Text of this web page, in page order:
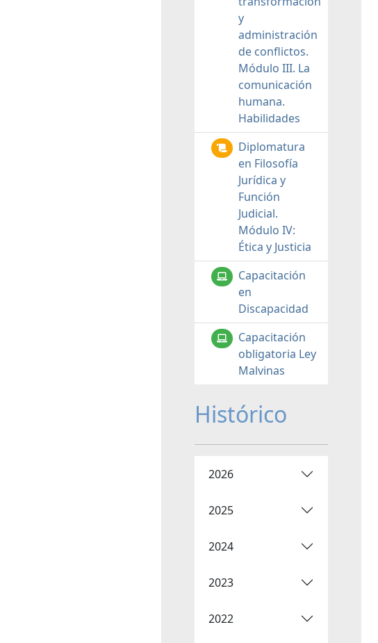
y
administración
de conflictos.
Módulo III. La
comunicación
humana.
Habilidades
Diplomatura
en Filosofía
Jurídica y
Función
Judicial.
Módulo IV:
Ética y Justicia
Capacitación
en
Discapacidad
Capacitación
obligatoria Ley
Malvinas
Histórico
2026
2025
2024
2023
2022